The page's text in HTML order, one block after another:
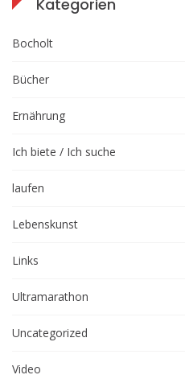
Kategorien
Bocholt
Bücher
Ernährung
Ich biete / Ich suche
laufen
Lebenskunst
Links
Ultramarathon
Uncategorized
Video